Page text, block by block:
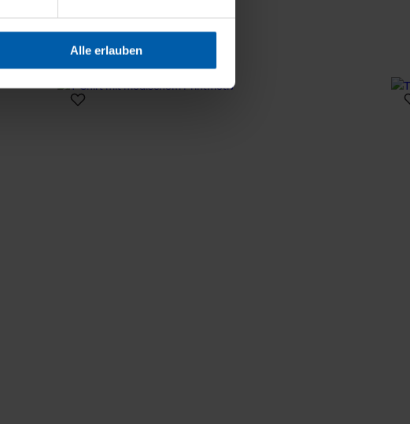
Einkaufserlebnis
selbst festlegen, die Sie erlauben
Alle erlauben